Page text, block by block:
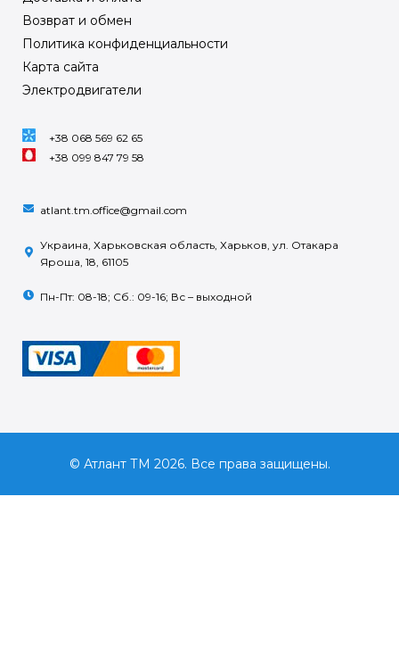
Возврат и обмен
Политика конфиденциальности
Карта сайта
Электродвигатели
+38 068 569 62 65
+38 099 847 79 58
atlant.tm.office@gmail.com
Украина, Харьковская область, Харьков, ул. Отакара
Яроша, 18, 61105
Пн-Пт: 08-18; Сб.: 09-16; Вс – выходной
© Атлант ТМ 2026. Все права защищены.